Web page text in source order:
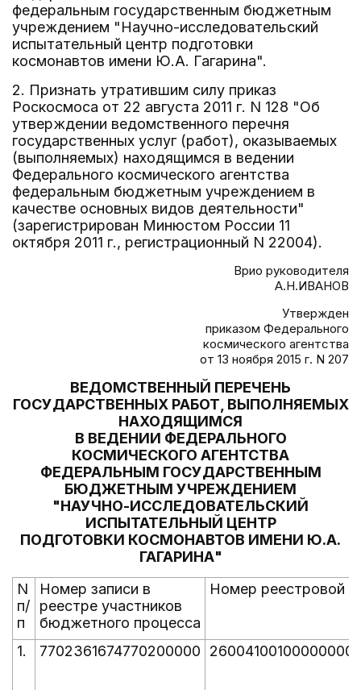
федеральным государственным бюджетным
учреждением "Научно-исследовательский
испытательный центр подготовки
космонавтов имени Ю.А. Гагарина".
2. Признать утратившим силу приказ
Роскосмоса от 22 августа 2011 г. N 128 "Об
утверждении ведомственного перечня
государственных услуг (работ), оказываемых
(выполняемых) находящимся в ведении
Федерального космического агентства
федеральным бюджетным учреждением в
качестве основных видов деятельности"
(зарегистрирован Минюстом России 11
октября 2011 г., регистрационный N 22004).
Врио руководителя
А.Н.ИВАНОВ
Утвержден
приказом Федерального
космического агентства
от 13 ноября 2015 г. N 207
ВЕДОМСТВЕННЫЙ ПЕРЕЧЕНЬ
ГОСУДАРСТВЕННЫХ РАБОТ, ВЫПОЛНЯЕМЫХ
НАХОДЯЩИМСЯ
В ВЕДЕНИИ ФЕДЕРАЛЬНОГО
КОСМИЧЕСКОГО АГЕНТСТВА
ФЕДЕРАЛЬНЫМ ГОСУДАРСТВЕННЫМ
БЮДЖЕТНЫМ УЧРЕЖДЕНИЕМ
"НАУЧНО-ИССЛЕДОВАТЕЛЬСКИЙ
ИСПЫТАТЕЛЬНЫЙ ЦЕНТР
ПОДГОТОВКИ КОСМОНАВТОВ ИМЕНИ Ю.А.
ГАГАРИНА"
N
п/
п
Номер записи в
реестре участников
бюджетного процесса
Номер реестровой
1. 7702361674770200000